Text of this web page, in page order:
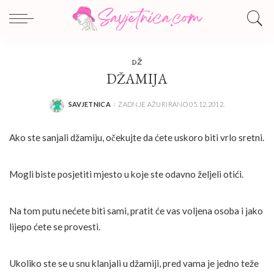
DŽ
DŽAMIJA
POSTED
SAVJETNICA ZADNJE AŽURIRANO 05.12.2012.
Ako ste sanjali džamiju, očekujte da ćete uskoro biti vrlo sretni.
Mogli biste posjetiti mjesto u koje ste odavno željeli otići.
Na tom putu nećete biti sami, pratit će vas voljena osoba i jako
lijepo ćete se provesti.
Ukoliko ste se u snu klanjali u džamiji, pred vama je jedno teže